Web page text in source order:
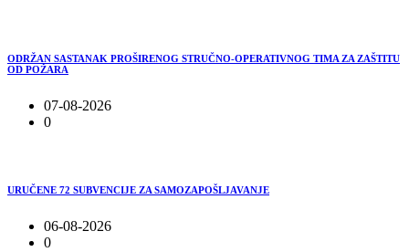
ODRŽAN SASTANAK PROŠIRENOG STRUČNO-OPERATIVNOG TIMA ZA ZAŠTITU
OD POŽARA
07-08-2026
0
URUČENE 72 SUBVENCIJE ZA SAMOZAPOŠLJAVANJE
06-08-2026
0